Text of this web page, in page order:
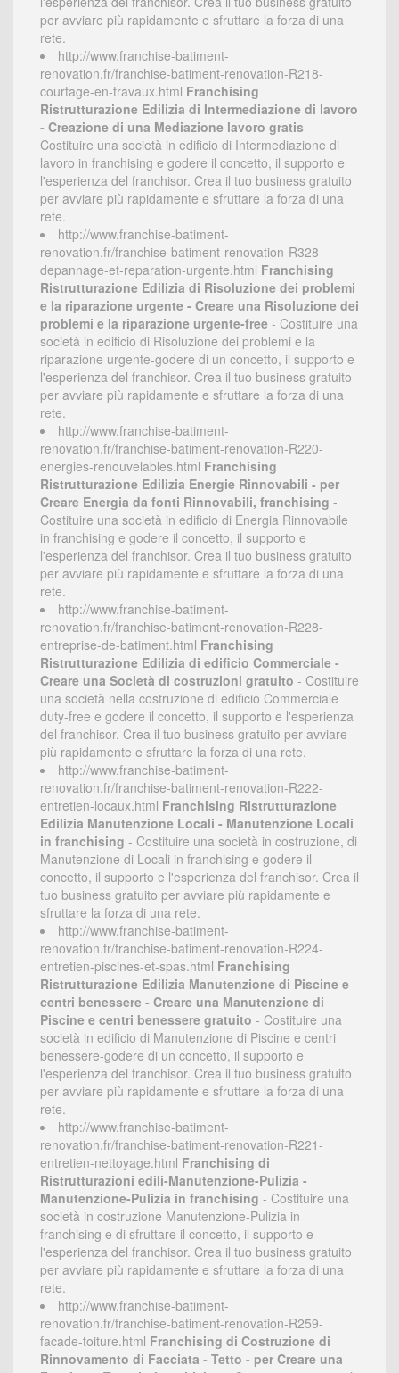
per avviare più rapidamente e sfruttare la forza di una
rete.
http://www.franchise-batiment-
renovation.fr/franchise-batiment-renovation-R218-
courtage-en-travaux.html Franchising
Ristrutturazione Edilizia di Intermediazione di lavoro
- Creazione di una Mediazione lavoro gratis -
Costituire una società in edificio di Intermediazione di
lavoro in franchising e godere il concetto, il supporto e
l'esperienza del franchisor. Crea il tuo business gratuito
per avviare più rapidamente e sfruttare la forza di una
rete.
http://www.franchise-batiment-
renovation.fr/franchise-batiment-renovation-R328-
depannage-et-reparation-urgente.html Franchising
Ristrutturazione Edilizia di Risoluzione dei problemi
e la riparazione urgente - Creare una Risoluzione dei
problemi e la riparazione urgente-free - Costituire una
società in edificio di Risoluzione dei problemi e la
riparazione urgente-godere di un concetto, il supporto e
l'esperienza del franchisor. Crea il tuo business gratuito
per avviare più rapidamente e sfruttare la forza di una
rete.
http://www.franchise-batiment-
renovation.fr/franchise-batiment-renovation-R220-
energies-renouvelables.html Franchising
Ristrutturazione Edilizia Energie Rinnovabili - per
Creare Energia da fonti Rinnovabili, franchising -
Costituire una società in edificio di Energia Rinnovabile
in franchising e godere il concetto, il supporto e
l'esperienza del franchisor. Crea il tuo business gratuito
per avviare più rapidamente e sfruttare la forza di una
rete.
http://www.franchise-batiment-
renovation.fr/franchise-batiment-renovation-R228-
entreprise-de-batiment.html Franchising
Ristrutturazione Edilizia di edificio Commerciale -
Creare una Società di costruzioni gratuito - Costituire
una società nella costruzione di edificio Commerciale
duty-free e godere il concetto, il supporto e l'esperienza
del franchisor. Crea il tuo business gratuito per avviare
più rapidamente e sfruttare la forza di una rete.
http://www.franchise-batiment-
renovation.fr/franchise-batiment-renovation-R222-
entretien-locaux.html Franchising Ristrutturazione
Edilizia Manutenzione Locali - Manutenzione Locali
in franchising - Costituire una società in costruzione, di
Manutenzione di Locali in franchising e godere il
concetto, il supporto e l'esperienza del franchisor. Crea il
tuo business gratuito per avviare più rapidamente e
sfruttare la forza di una rete.
http://www.franchise-batiment-
renovation.fr/franchise-batiment-renovation-R224-
entretien-piscines-et-spas.html Franchising
Ristrutturazione Edilizia Manutenzione di Piscine e
centri benessere - Creare una Manutenzione di
Piscine e centri benessere gratuito - Costituire una
società in edificio di Manutenzione di Piscine e centri
benessere-godere di un concetto, il supporto e
l'esperienza del franchisor. Crea il tuo business gratuito
per avviare più rapidamente e sfruttare la forza di una
rete.
http://www.franchise-batiment-
renovation.fr/franchise-batiment-renovation-R221-
entretien-nettoyage.html Franchising di
Ristrutturazioni edili-Manutenzione-Pulizia -
Manutenzione-Pulizia in franchising - Costituire una
società in costruzione Manutenzione-Pulizia in
franchising e di sfruttare il concetto, il supporto e
l'esperienza del franchisor. Crea il tuo business gratuito
per avviare più rapidamente e sfruttare la forza di una
rete.
http://www.franchise-batiment-
renovation.fr/franchise-batiment-renovation-R259-
facade-toiture.html Franchising di Costruzione di
Rinnovamento di Facciata - Tetto - per Creare una